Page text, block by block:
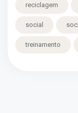
reciclagem
social
treinamento